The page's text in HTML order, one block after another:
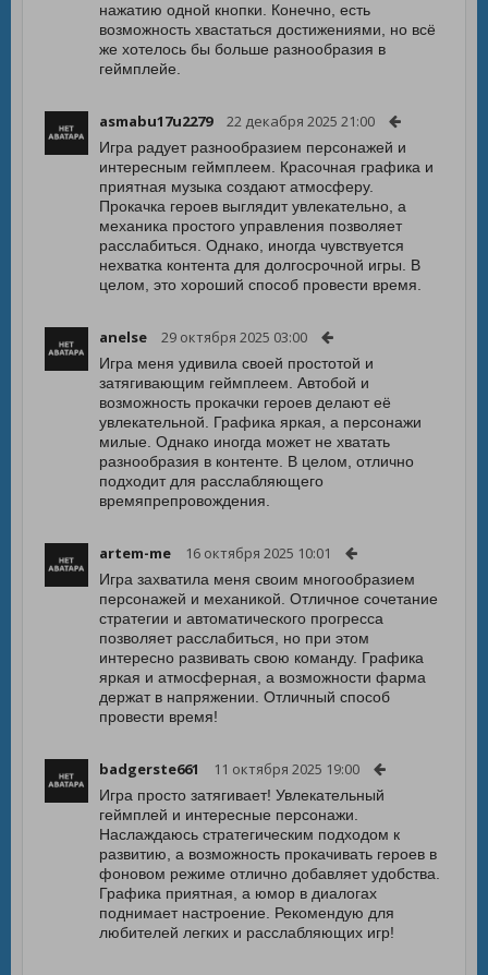
нажатию одной кнопки. Конечно, есть
возможность хвастаться достижениями, но всё
же хотелось бы больше разнообразия в
геймплейе.
asmabu17u2279 22 декабря 2025 21:00
Игра радует разнообразием персонажей и
интересным геймплеем. Красочная графика и
приятная музыка создают атмосферу.
Прокачка героев выглядит увлекательно, а
механика простого управления позволяет
расслабиться. Однако, иногда чувствуется
нехватка контента для долгосрочной игры. В
целом, это хороший способ провести время.
anelse 29 октября 2025 03:00
Игра меня удивила своей простотой и
затягивающим геймплеем. Автобой и
возможность прокачки героев делают её
увлекательной. Графика яркая, а персонажи
милые. Однако иногда может не хватать
разнообразия в контенте. В целом, отлично
подходит для расслабляющего
времяпрепровождения.
artem-me 16 октября 2025 10:01
Игра захватила меня своим многообразием
персонажей и механикой. Отличное сочетание
стратегии и автоматического прогресса
позволяет расслабиться, но при этом
интересно развивать свою команду. Графика
яркая и атмосферная, а возможности фарма
держат в напряжении. Отличный способ
провести время!
badgerste661 11 октября 2025 19:00
Игра просто затягивает! Увлекательный
геймплей и интересные персонажи.
Наслаждаюсь стратегическим подходом к
развитию, а возможность прокачивать героев в
фоновом режиме отлично добавляет удобства.
Графика приятная, а юмор в диалогах
поднимает настроение. Рекомендую для
любителей легких и расслабляющих игр!